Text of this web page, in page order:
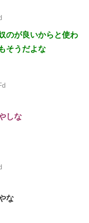
のが良いからと使わ
そうだよな
しな
な